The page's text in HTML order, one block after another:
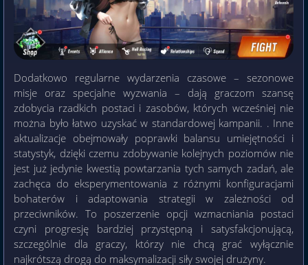
Dodatkowo regularne wydarzenia czasowe – sezonowe
misje oraz specjalne wyzwania – dają graczom szansę
zdobycia rzadkich postaci i zasobów, których wcześniej nie
można było łatwo uzyskać w standardowej kampanii. . Inne
aktualizacje obejmowały poprawki balansu umiejętności i
statystyk, dzięki czemu zdobywanie kolejnych poziomów nie
jest już jedynie kwestią powtarzania tych samych zadań, ale
zachęca do eksperymentowania z różnymi konfiguracjami
bohaterów i adaptowania strategii w zależności od
przeciwników. To poszerzenie opcji wzmacniania postaci
czyni progresję bardziej przystępną i satysfakcjonującą,
szczególnie dla graczy, którzy nie chcą grać wyłącznie
najkrótszą drogą do maksymalizacji siły swojej drużyny.